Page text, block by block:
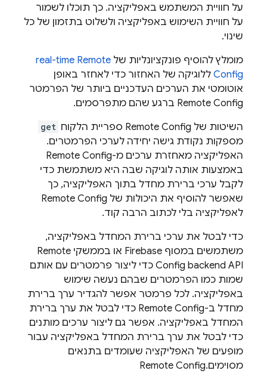
על חוויית המשתמש באפליקציה. כך תוכלו לשמור
על חוויית השימוש באפליקציה ולשלוט בתזמון של כל
שינוי.
מומלץ להוסיף פונקציונליות של
real-time Remote
Config ללוגיקה של האחזור כדי לאחזר באופן
אוטומטי את הערכים העדכניים ביותר של הפרמטר
Remote Config ברגע שהם מתפרסמים.
השיטות של Remote Config ספריית הלקוח get
מספקות נקודת גישה יחידה לערכי הפרמטרים.
האפליקציה מאחזרת ערכים מ-Remote Config
באמצעות אותה לוגיקה שבה היא משתמשת כדי
לקבל ערכי ברירת מחדל בתוך האפליקציה, כך
שאפשר להוסיף את היכולות של Remote Config
לאפליקציה בלי לכתוב הרבה קוד.
כדי לבטל את ערכי ברירת המחדל באפליקציה,
משתמשים במסוף Firebase
או בממשקי Remote
Config backend API כדי ליצור פרמטרים עם אותם
שמות כמו הפרמטרים שבהם נעשה שימוש
באפליקציה. לכל פרמטר אפשר להגדיר ערך ברירת
מחדל ב-Remote Config כדי לבטל את ערך ברירת
המחדל באפליקציה. אפשר גם ליצור ערכים מותנים
כדי לבטל את ערך ברירת המחדל באפליקציה עבור
מופעים של האפליקציה שעומדים בתנאים
מסוימים.Remote Config